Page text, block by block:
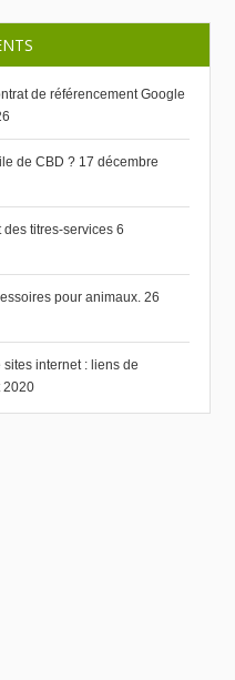
de référencement Google
de CBD ? 17 décembre
des titres-services 6
pour animaux. 26
internet : liens de
2020